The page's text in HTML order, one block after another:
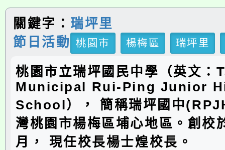
關鍵字： 瑞坪里
節日活動
桃園市 楊梅區 瑞坪里
桃園市立瑞坪國民中學（英文：
Municipal Rui-Ping Junior
School）， 簡稱瑞坪國中
灣桃園市楊梅區埔心地區。創校
月， 現任校長楊士煌校長。